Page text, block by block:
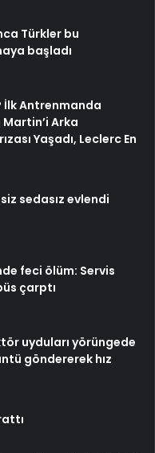
Türkler bu
başladı
İlk Antrenmanda
Arka
Yaşadı, Leclerc En
sedasız evlendi
feci ölüm: Servis
çarptı
uyduları yörüngede
göndererek hız